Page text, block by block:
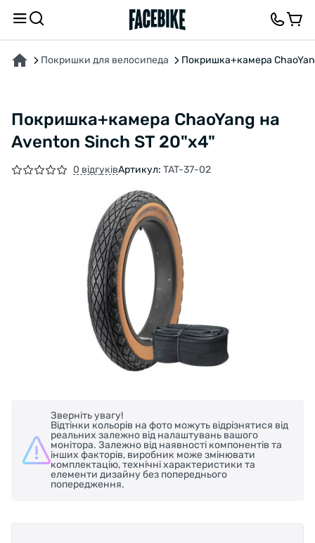
Покришки для велосипеда Покришка+камера
Покришка+камера ChaoYang на
Aventon Sinch ST 20"х4"
0 відгуківАртикул: TAT-37-02
Зверніть увагу!
Відтінки кольорів на фото можуть відрізнятися від
реальних залежно від налаштувань вашого
монітора. Залежно від наявності компонентів та
інших факторів, виробник може змінювати
комплектацію, технічні характеристики та
елементи дизайну без попереднього
попередження.
ПРО ТОВАР ХАРАКТЕРИСТИКИВІДГУКИ ТА ЗАПИТАННЯ